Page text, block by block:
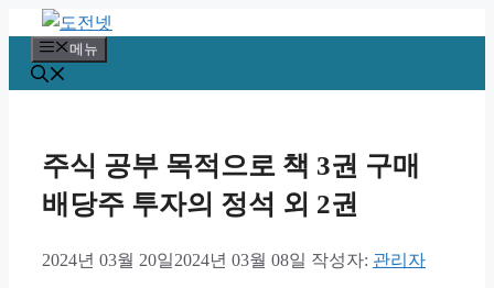
메뉴
주식 공부 목적으로 책 3권 구매
배당주 투자의 정석 외 2권
2024년 03월 20일2024년 03월 08일 작성자: 관리자